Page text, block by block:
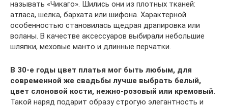
называть «Чикаго». Шились они из плотных тканей:
атласа, шелка, бархата или шифона. Характерной
особенностью становилась щедрая драпировка или
воланы. В качестве аксессуаров выбирали небольшие
шляпки, меховые манто и длинные перчатки.
В 30-е годы цвет платья мог быть любым, для
современной же свадьбы лучше выбрать белый,
цвет слоновой кости, нежно-розовый или кремовый.
Такой наряд подарит образу строгую элегантность и